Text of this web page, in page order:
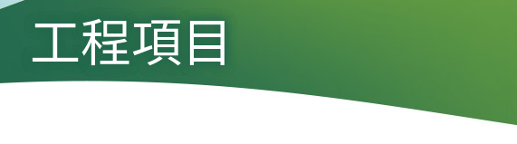
電視節目
工程項目